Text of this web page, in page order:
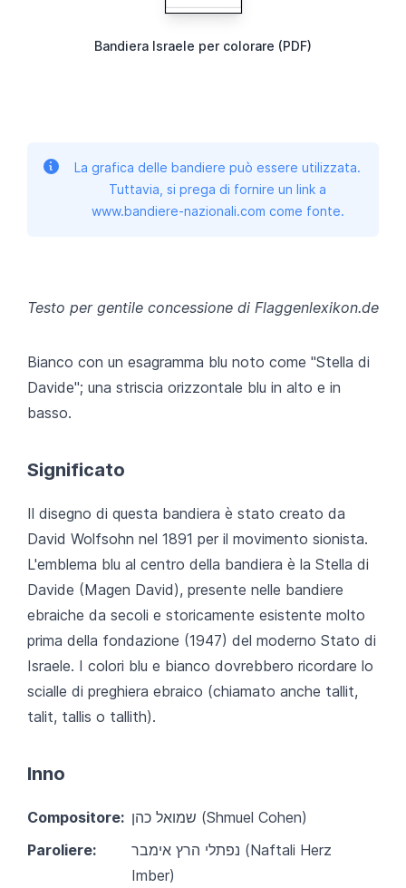
Bandiera Israele per colorare (PDF)
La grafica delle bandiere può essere utilizzata.
Tuttavia, si prega di fornire un link a
www.bandiere-nazionali.com come fonte.
Testo per gentile concessione di Flaggenlexikon.de
Bianco con un esagramma blu noto come "Stella di
Davide"; una striscia orizzontale blu in alto e in
basso.
Significato
Il disegno di questa bandiera è stato creato da
David Wolfsohn nel 1891 per il movimento sionista.
L'emblema blu al centro della bandiera è la Stella di
Davide (Magen David), presente nelle bandiere
ebraiche da secoli e storicamente esistente molto
prima della fondazione (1947) del moderno Stato di
Israele. I colori blu e bianco dovrebbero ricordare lo
scialle di preghiera ebraico (chiamato anche tallit,
talit, tallis o tallith).
Inno
Compositore:
שמואל כהן (Shmuel Cohen)
Paroliere:
נפתלי הרץ אימבר (Naftali Herz
Imber)